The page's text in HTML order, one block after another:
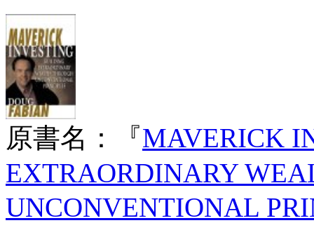
原書名：『MAVERICK
EXTRAORDINARY
UNCONVENTIONAL